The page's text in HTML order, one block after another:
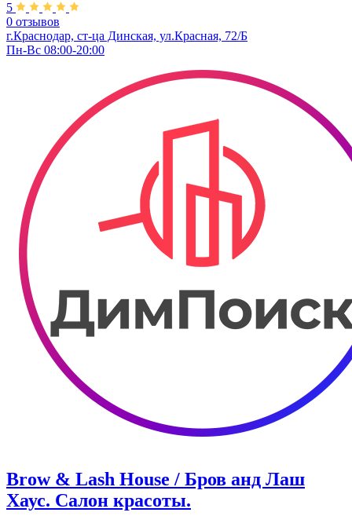
5
0 отзывов
г.Краснодар, ст-ца Динская, ул.Красная, 72/Б
Пн-Вс 08:00-20:00
Brow & Lash House / Бров анд Лаш
Хаус. Салон красоты.